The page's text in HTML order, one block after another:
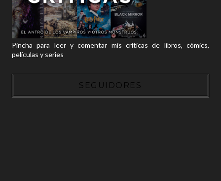
Pincha para leer y comentar mis críticas de libros, cómics,
películas y series
SEGUIDORES